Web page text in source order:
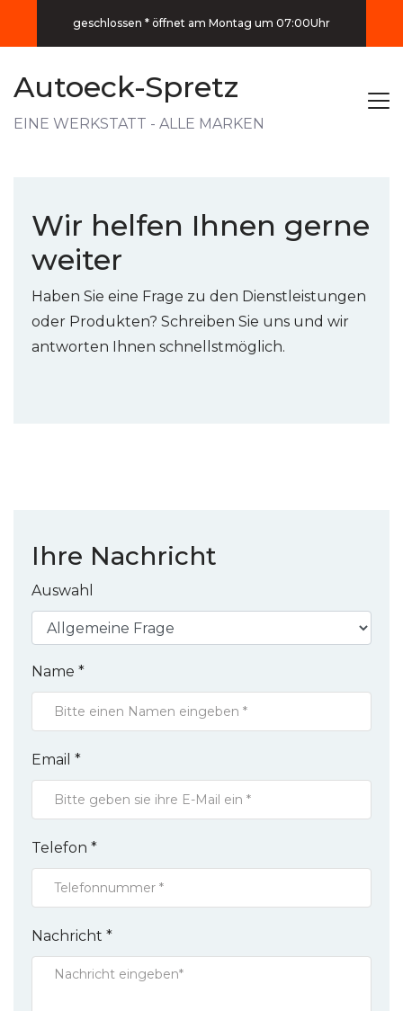
geschlossen * öffnet am Montag um 07:00Uhr
Autoeck-Spretz
EINE WERKSTATT - ALLE MARKEN
Wir helfen Ihnen gerne
weiter
Haben Sie eine Frage zu den Dienstleistungen
oder Produkten? Schreiben Sie uns und wir
antworten Ihnen schnellstmöglich.
Ihre Nachricht
Auswahl
Name *
Email *
Telefon *
Nachricht *